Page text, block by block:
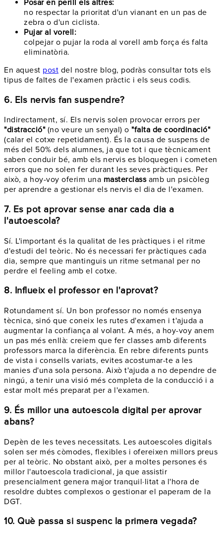
Posar en perill els altres:
no respectar la prioritat d'un vianant en un pas de
zebra o d'un ciclista.
Pujar al vorell:
colpejar o pujar la roda al vorell amb força és falta
eliminatòria.
En aquest post del nostre blog, podràs consultar tots els
tipus de faltes de l'examen pràctic i els seus codis.
6. Els nervis fan suspendre?
Indirectament, sí. Els nervis solen provocar errors per
"distracció"(no veure un senyal) o "falta de coordinació"
(calar el cotxe repetidament). És la causa de suspens de
més del 50% dels alumnes, ja que tot i que tècnicament
saben conduir bé, amb els nervis es bloquegen i cometen
errors que no solen fer durant les seves pràctiques. Per
això, a hoy-voy oferim una masterclassamb un psicòleg
per aprendre a gestionar els nervis el dia de l'examen.
7. Es pot aprovar sense anar cada dia a
l'autoescola?
Sí. L'important és la qualitat de les pràctiques i el ritme
d'estudi del teòric. No és necessari fer pràctiques cada
dia, sempre que mantinguis un ritme setmanal per no
perdre el feeling amb el cotxe.
8. Influeix el professor en l'aprovat?
Rotundament sí. Un bon professor no només ensenya
tècnica, sinó que coneix les rutes d'examen i t'ajuda a
augmentar la confiança al volant. A més, a hoy-voy anem
un pas més enllà: creiem que fer classes amb diferents
professors marca la diferència. En rebre diferents punts
de vista i consells variats, evites acostumar-te a les
manies d'una sola persona. Això t'ajuda a no dependre de
ningú, a tenir una visió més completa de la conducció i a
estar molt més preparat per a l'examen.
9. És millor una autoescola digital per aprovar
abans?
Depèn de les teves necessitats. Les autoescoles digitals
solen ser més còmodes, flexibles i ofereixen millors preus
per al teòric. No obstant això, per a moltes persones és
millor l'autoescola tradicional, ja que assistir
presencialment genera major tranquil·litat a l'hora de
resoldre dubtes complexos o gestionar el paperam de la
DGT.
10. Què passa si suspenc la primera vegada?